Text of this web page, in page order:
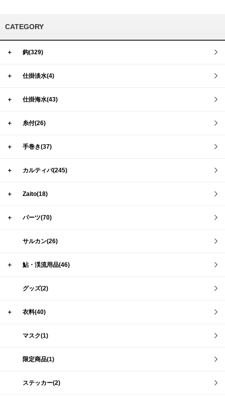
CATEGORY
＋ 鈎(329)
＋ 仕掛淡水(4)
＋ 仕掛海水(43)
＋ 糸付(26)
＋ 手巻き(37)
＋ カルティバ(245)
＋ Zaito(18)
＋ パーツ(70)
サルカン(26)
＋ 鮎・渓流用品(46)
グッズ(2)
＋ 衣料(40)
マスク(1)
限定商品(1)
ステッカー(2)